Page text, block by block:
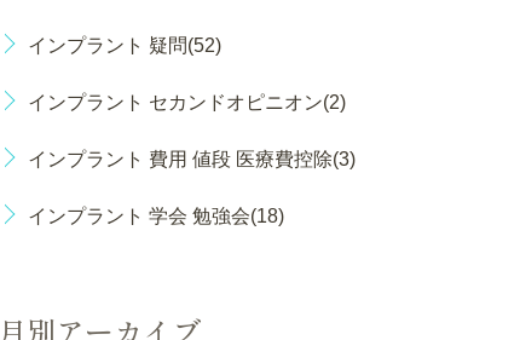
インプラント 疑問(52)
インプラント セカンドオピニオン(2)
インプラント 費用 値段 医療費控除(3)
インプラント 学会 勉強会(18)
月別アーカイブ